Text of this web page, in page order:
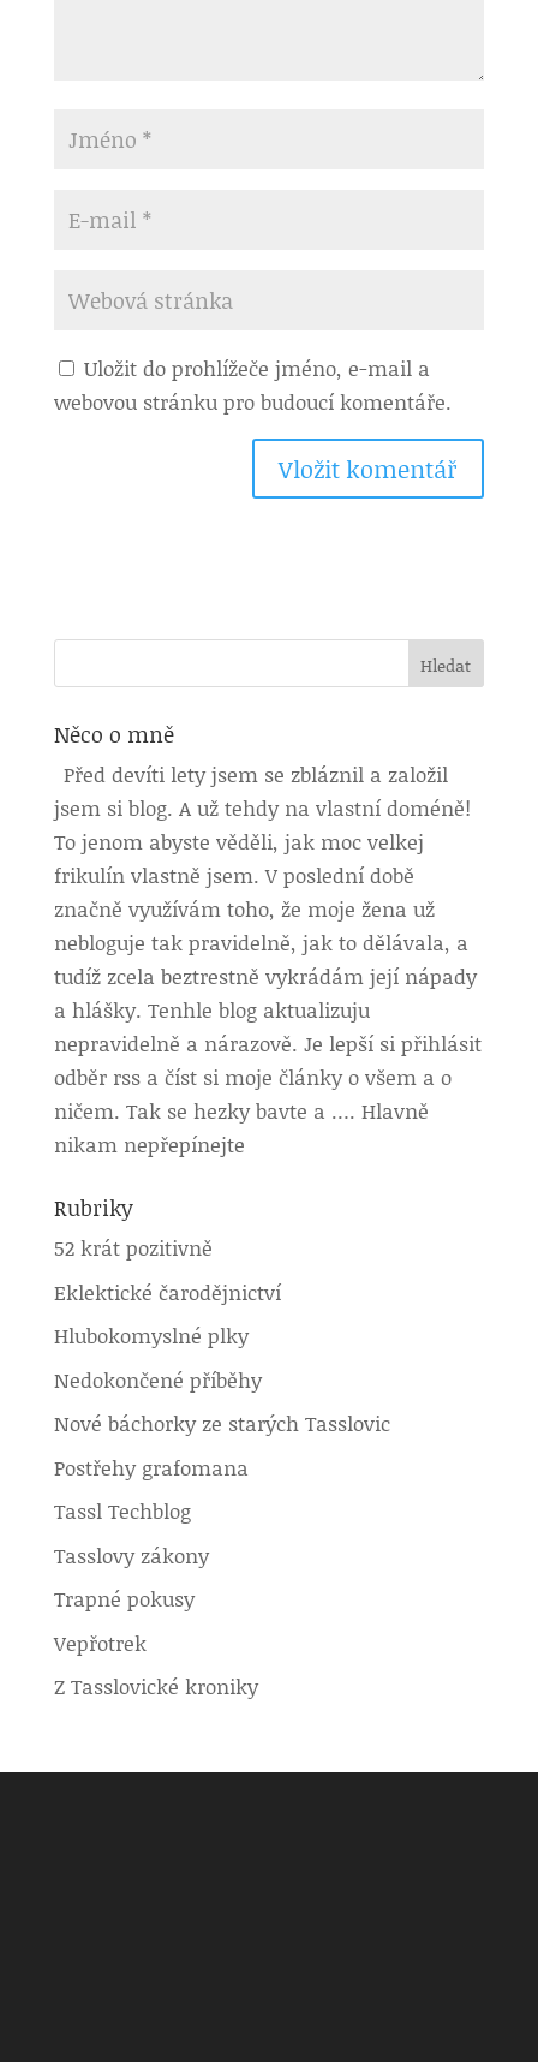
Uložit do prohlížeče jméno, e-mail a
webovou stránku pro budoucí komentáře.
Něco o mně
Před devíti lety jsem se zbláznil a založil
jsem si blog. A už tehdy na vlastní doméně!
To jenom abyste věděli, jak moc velkej
frikulín vlastně jsem. V poslední době
značně využívám toho, že moje žena už
nebloguje tak pravidelně, jak to dělávala, a
tudíž zcela beztrestně vykrádám její nápady
a hlášky. Tenhle blog aktualizuju
nepravidelně a nárazově. Je lepší si přihlásit
odběr rss a číst si moje články o všem a o
ničem. Tak se hezky bavte a …. Hlavně
nikam nepřepínejte
Rubriky
52 krát pozitivně
Eklektické čarodějnictví
Hlubokomyslné plky
Nedokončené příběhy
Nové báchorky ze starých Tasslovic
Postřehy grafomana
Tassl Techblog
Tasslovy zákony
Trapné pokusy
Vepřotrek
Z Tasslovické kroniky